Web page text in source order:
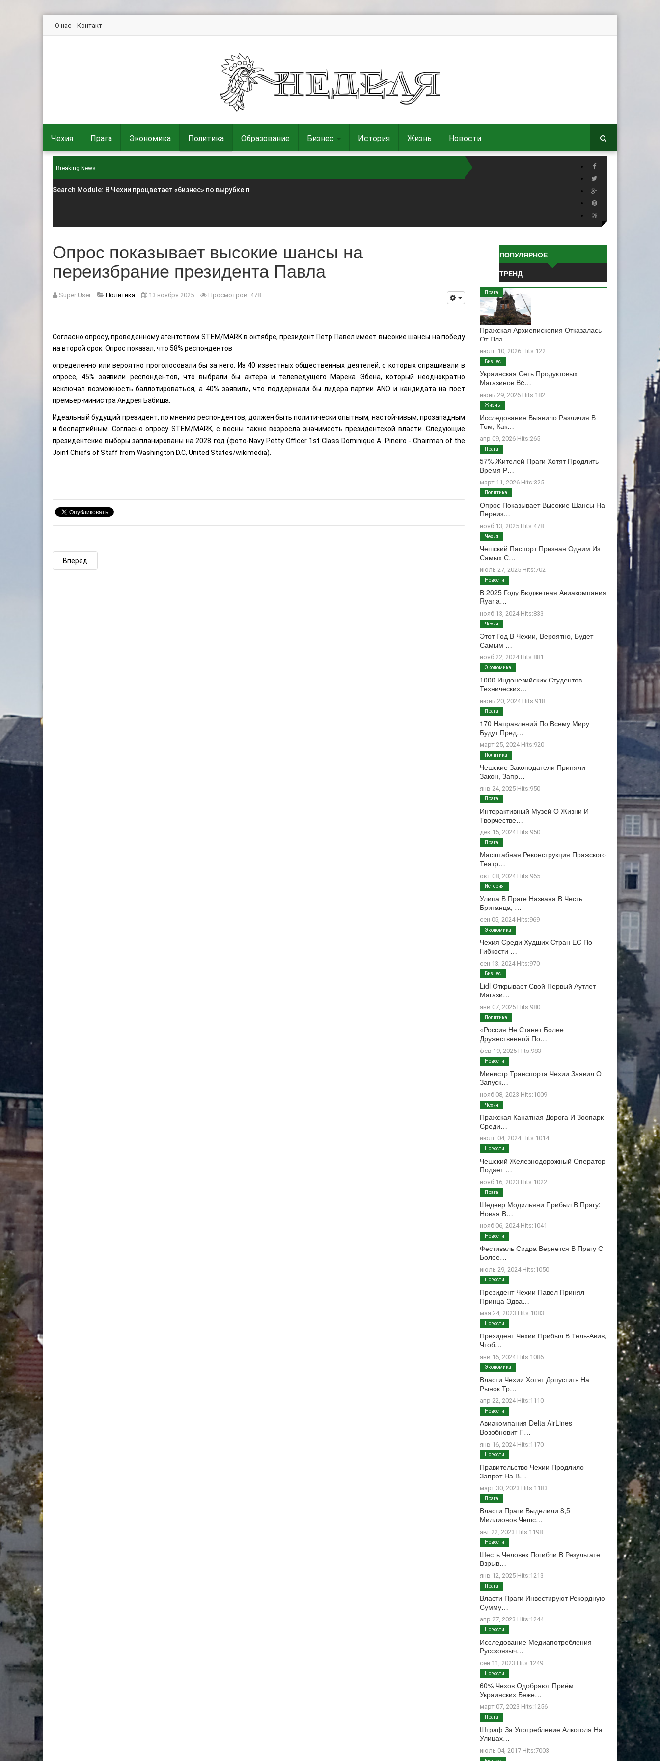
О нас Контакт
Чехия Прага Экономика Политика Образование Бизнес История Жизнь Новости
Breaking News
Search Module: В Чехии процветает «бизнес» по вырубке п
Опрос показывает высокие шансы на
переизбрание президента Павла
Super User Политика 13 ноября 2025 Просмотров: 478
Согласно опросу, проведенному агентством STEM/MARK в октябре, президент Петр Павел имеет высокие шансы на победу
на второй срок. Опрос показал, что 58% респондентов
определенно или вероятно проголосовали бы за него. Из 40 известных общественных деятелей, о которых спрашивали в
опросе, 45% заявили респондентов, что выбрали бы актера и телеведущего Марека Эбена, который неоднократно
исключал возможность баллотироваться, а 40% заявили, что поддержали бы лидера партии ANO и кандидата на пост
премьер-министра Андрея Бабиша.
Идеальный будущий президент, по мнению респондентов, должен быть политически опытным, настойчивым, прозападным
и беспартийным. Согласно опросу STEM/MARK, с весны также возросла значимость президентской власти. Следующие
президентские выборы запланированы на 2028 год (фото-Navy Petty Officer 1st Class Dominique A. Pineiro - Chairman of the
Joint Chiefs of Staff from Washington D.C, United States/wikimedia).
Вперёд
ПОПУЛЯРНОЕ
ТРЕНД
Пражская Архиепископия Отказалась
От Пла…
июль 10, 2026 Hits:122
Прага
Украинская Сеть Продуктовых
Магазинов Be…
июнь 29, 2026 Hits:182
Бизнес
Исследование Выявило Различия В
Том, Как…
апр 09, 2026 Hits:265
Жизнь
57% Жителей Праги Хотят Продлить
Время Р…
март 11, 2026 Hits:325
Прага
Опрос Показывает Высокие Шансы На
Переиз…
нояб 13, 2025 Hits:478
Политика
Чешский Паспорт Признан Одним Из
Самых С…
июль 27, 2025 Hits:702
Чехия
В 2025 Году Бюджетная Авиакомпания
Ryana…
нояб 13, 2024 Hits:833
Новости
Этот Год В Чехии, Вероятно, Будет
Самым …
нояб 22, 2024 Hits:881
Чехия
1000 Индонезийских Студентов
Технических…
июнь 20, 2024 Hits:918
Экономика
170 Направлений По Всему Миру
Будут Пред…
март 25, 2024 Hits:920
Прага
Чешские Законодатели Приняли
Закон, Запр…
янв 24, 2025 Hits:950
Политика
Интерактивный Музей О Жизни И
Творчестве…
дек 15, 2024 Hits:950
Прага
Масштабная Реконструкция Пражского
Театр…
окт 08, 2024 Hits:965
Прага
Улица В Праге Названа В Честь
Британца, …
сен 05, 2024 Hits:969
История
Чехия Среди Худших Стран ЕС По
Гибкости …
сен 13, 2024 Hits:970
Экономика
Lidl Открывает Свой Первый Аутлет-
Магази…
янв 07, 2025 Hits:980
Бизнес
«Россия Не Станет Более
Дружественной По…
фев 19, 2025 Hits:983
Политика
Министр Транспорта Чехии Заявил О
Запуск…
нояб 08, 2023 Hits:1009
Новости
Пражская Канатная Дорога И Зоопарк
Среди…
июль 04, 2024 Hits:1014
Чехия
Чешский Железнодорожный Оператор
Подает …
нояб 16, 2023 Hits:1022
Новости
Шедевр Модильяни Прибыл В Прагу:
Новая В…
нояб 06, 2024 Hits:1041
Прага
Фестиваль Сидра Вернется В Прагу С
Более…
июль 29, 2024 Hits:1050
Новости
Президент Чехии Павел Принял
Принца Эдва…
мая 24, 2023 Hits:1083
Новости
Президент Чехии Прибыл В Тель-Авив,
Чтоб…
янв 16, 2024 Hits:1086
Новости
Власти Чехии Хотят Допустить На
Рынок Тр…
апр 22, 2024 Hits:1110
Экономика
Авиакомпания Delta AirLines
Возобновит П…
янв 16, 2024 Hits:1170
Новости
Правительство Чехии Продлило
Запрет На В…
март 30, 2023 Hits:1183
Новости
Власти Праги Выделили 8,5
Миллионов Чешс…
авг 22, 2023 Hits:1198
Прага
Шесть Человек Погибли В Результате
Взрыв…
янв 12, 2025 Hits:1213
Новости
Власти Праги Инвестируют Рекордную
Сумму…
апр 27, 2023 Hits:1244
Прага
Исследование Медиапотребления
Русскоязыч…
сен 11, 2023 Hits:1249
Новости
60% Чехов Одобряют Приём
Украинских Беже…
март 07, 2023 Hits:1256
Новости
Штраф За Употребление Алкоголя На
Улицах…
июль 04, 2017 Hits:7003
Прага